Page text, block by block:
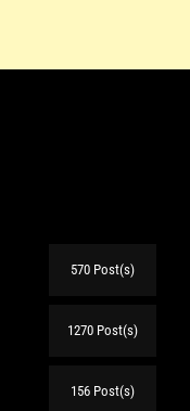
570 Post(s)
1270 Post(s)
156 Post(s)